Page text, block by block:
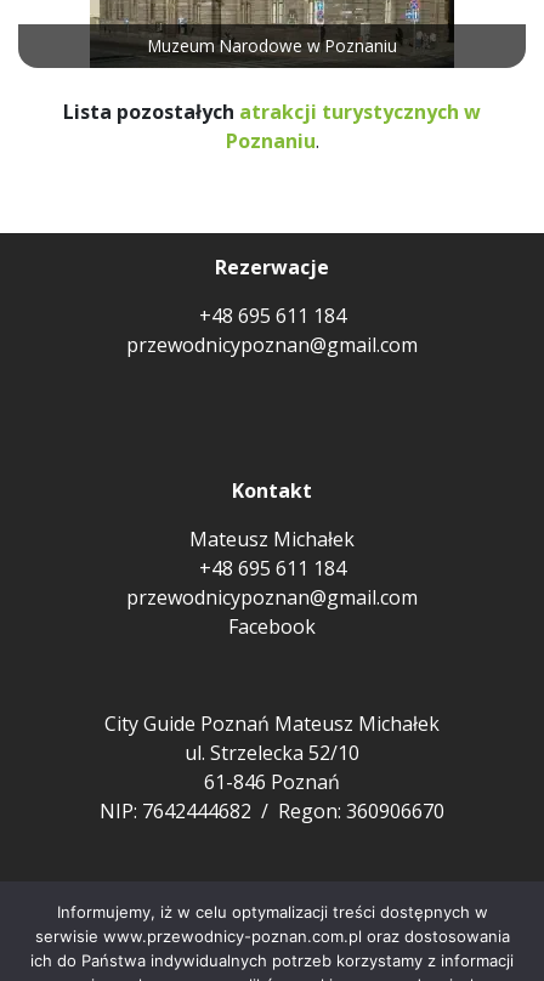
Muzeum Narodowe w Poznaniu
Lista pozostałych atrakcji turystycznych w
Poznaniu.
Rezerwacje
+48 695 611 184
przewodnicypoznan@gmail.com
Kontakt
Mateusz Michałek
+48 695 611 184
przewodnicypoznan@gmail.com
Facebook
City Guide Poznań Mateusz Michałek
ul. Strzelecka 52/10
61-846 Poznań
NIP: 7642444682 / Regon: 360906670
Pozostałe
FAQ
Aktualności z Poznania
Informujemy, iż w celu optymalizacji treści dostępnych w
serwisie www.przewodnicy-poznan.com.pl oraz dostosowania
ich do Państwa indywidualnych potrzeb korzystamy z informacji